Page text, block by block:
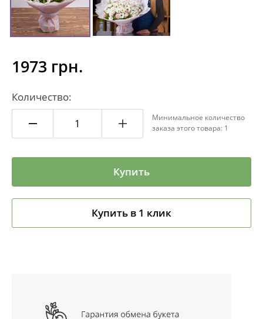
1973 грн.
Количество:
Минимальное количество
заказа этого товара: 1
Купить
Купить в 1 клик